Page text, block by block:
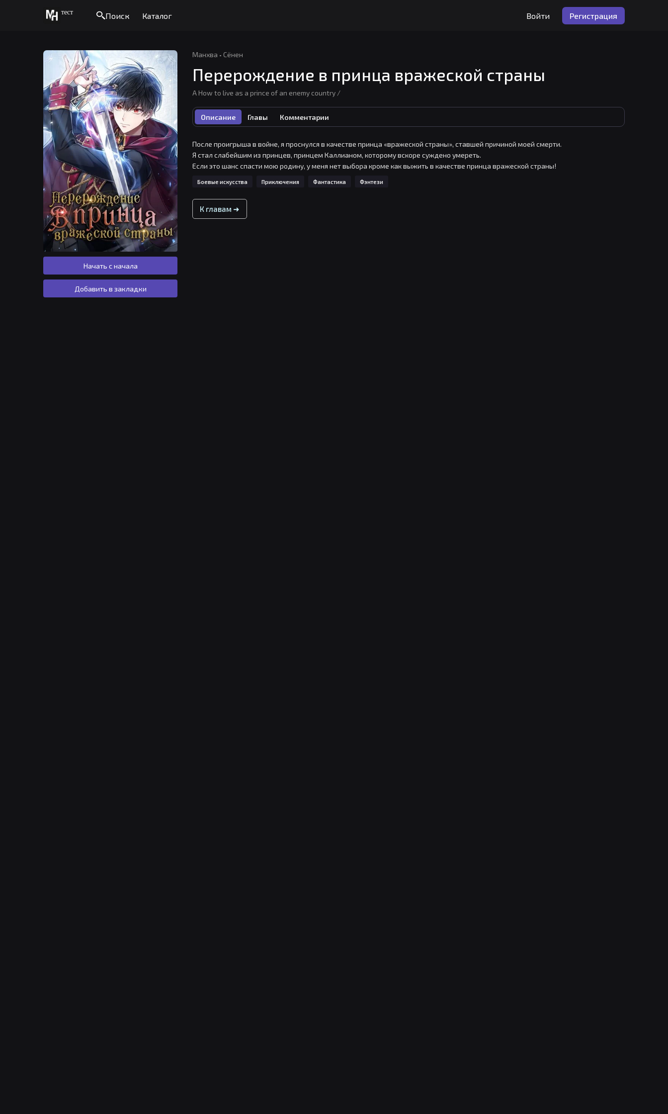
тест Поиск Каталог Войти Регистрация
Начать с начала
Добавить в закладки
Манхва · Сёнен
Перерождение в принца вражеской страны
A How to live as a prince of an enemy country /
Описание Главы Комментарии
После проигрыша в войне, я проснулся в качестве принца «вражеской страны», ставшей причиной моей смерти.
Я стал слабейшим из принцев, принцем Каллианом, которому вскоре суждено умереть.
Если это шанс спасти мою родину, у меня нет выбора кроме как выжить в качестве принца вражеской страны!
Боевые искусства Приключения Фантастика Фэнтези
К главам ➜